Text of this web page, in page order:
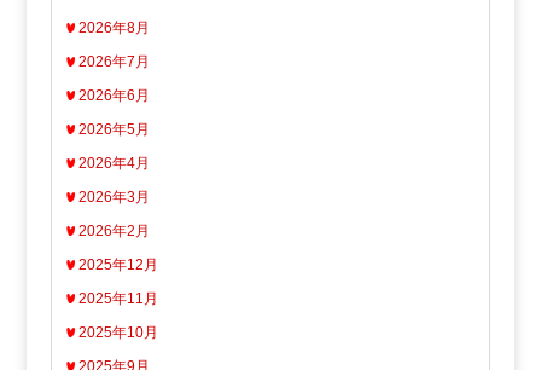
2026年8月
2026年7月
2026年6月
2026年5月
2026年4月
2026年3月
2026年2月
2025年12月
2025年11月
2025年10月